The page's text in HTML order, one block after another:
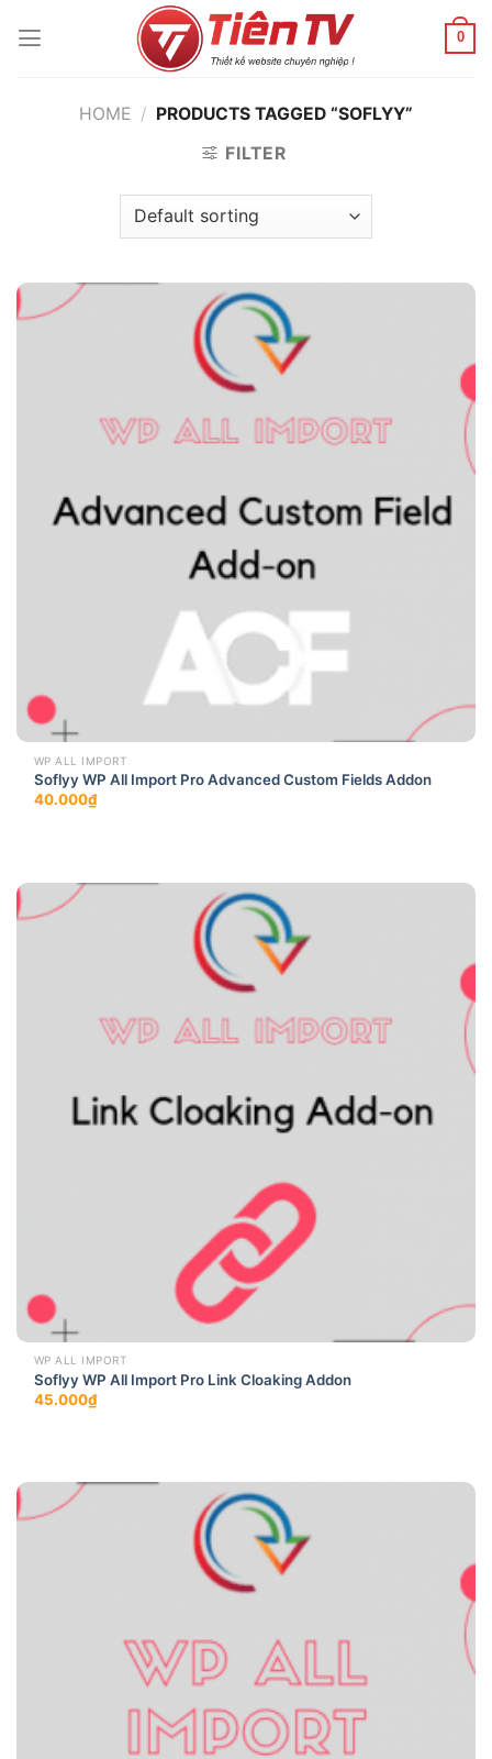
đến
0
HOME / PRODUCTS TAGGED “SOFLYY”
FILTER
WP ALL IMPORT
Soflyy WP All Import Pro Advanced Custom Fields Addon
40.000₫
WP ALL IMPORT
Soflyy WP All Import Pro Link Cloaking Addon
45.000₫